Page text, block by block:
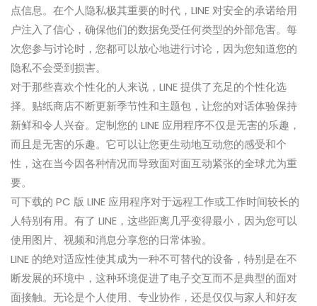
点信息。在个人隐私极其重要的时代，LINE 对安全的承诺给用
户注入了信心，确保他们的数据免受任何类型的外部危害。每
次您参与讨论时，您都可以放心地进行讨论，因为您知道您的
隐私不会受到损害。
对于那些喜欢个性化的人来说，LINE 提供了充足的个性化选
择。贴纸商店不断更新季节性和主题包，让您的对话体验保持
新鲜和令人兴奋。定制您的 LINE 应用程序不仅是无害的乐趣，
而且是无害的乐趣。它可以让您更生动地互动您的感受和个
性，这在当今因各种情况而导致面对面互动紧张的全球尤为重
要。
可下载的 PC 版 LINE 应用程序对于远程工作或工作时间较长的
人特别有用。有了 LINE，这些距离几乎变得最小，因为您可以
使用图片、视频和消息分享您的日常体验。
LINE 的绝对适应性使其成为一种不可替代的设备，特别是在不
断发展的环境中，这种环境促进了电子交互而不是典型的面对
面接触。无论是个人使用、专业协作，还是仅仅与家人和好友